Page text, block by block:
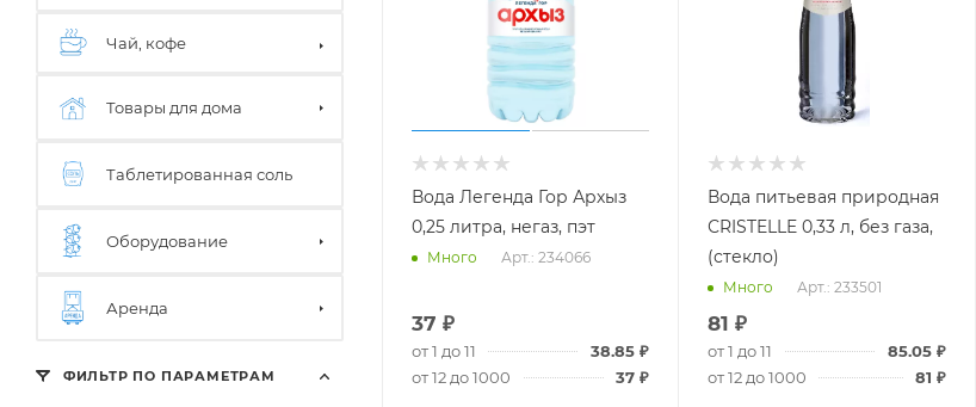
Вода Легенда Гор Архыз
0,25 литра, негаз, пэт
Много Арт.: 234066
37 ₽
от 1 до 11 38.85 ₽
от 12 до 1000
37 ₽
Вода питьевая природная
СRISTELLE 0,33 л, без газа,
(стекло)
Много Арт.: 233501
81 ₽
от 1 до 11 85.05₽
от 12 до 1000
81 ₽
Чай, кофе
Товары для дома
Таблетированная соль
Оборудование
Аренда
ФИЛЬТР ПО ПАРАМЕТРАМ